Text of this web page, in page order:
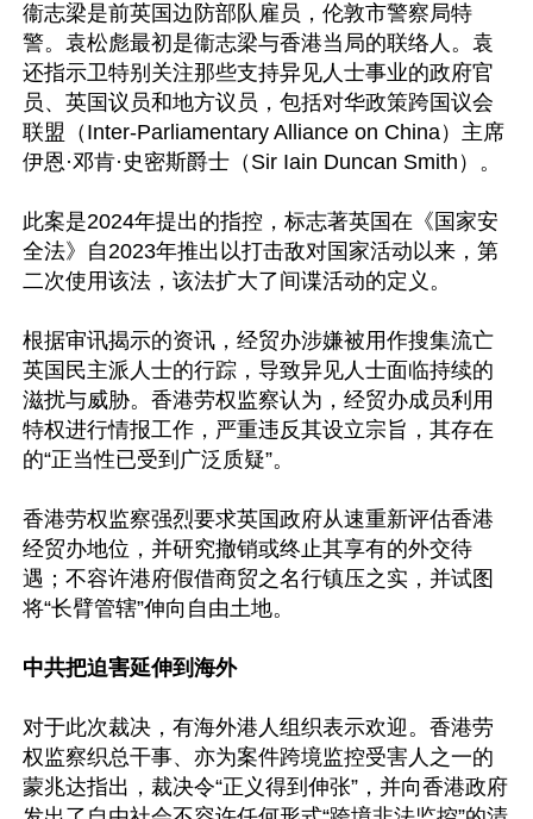
衞志梁是前英国边防部队雇员，伦敦市警察局特
警。袁松彪最初是衞志梁与香港当局的联络人。袁
还指示卫特别关注那些支持异见人士事业的政府官
员、英国议员和地方议员，包括对华政策跨国议会
联盟（Inter-Parliamentary Alliance on China）主席
伊恩·邓肯·史密斯爵士（Sir Iain Duncan Smith）。
此案是2024年提出的指控，标志著英国在《国家安
全法》自2023年推出以打击敌对国家活动以来，第
二次使用该法，该法扩大了间谍活动的定义。
根据审讯揭示的资讯，经贸办涉嫌被用作搜集流亡
英国民主派人士的行踪，导致异见人士面临持续的
滋扰与威胁。香港劳权监察认为，经贸办成员利用
特权进行情报工作，严重违反其设立宗旨，其存在
的“正当性已受到广泛质疑”。
香港劳权监察强烈要求英国政府从速重新评估香港
经贸办地位，并研究撤销或终止其享有的外交待
遇；不容许港府假借商贸之名行镇压之实，并试图
将“长臂管辖”伸向自由土地。
中共把迫害延伸到海外
对于此次裁决，有海外港人组织表示欢迎。香港劳
权监察织总干事、亦为案件跨境监控受害人之一的
蒙兆达指出，裁决令“正义得到伸张”，并向香港政府